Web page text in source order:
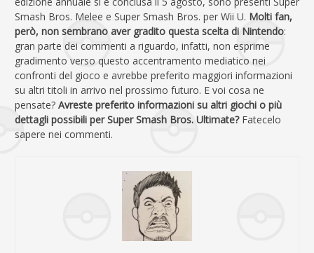
Smash Bros. Melee e Super Smash Bros. per Wii U. Molti fan,
però, non sembrano aver gradito questa scelta di Nintendo:
gran parte dei commenti a riguardo, infatti, non esprime
gradimento verso questo accentramento mediatico nei
confronti del gioco e avrebbe preferito maggiori informazioni
su altri titoli in arrivo nel prossimo futuro. E voi cosa ne
pensate? Avreste preferito informazioni su altri giochi o più
dettagli possibili per Super Smash Bros. Ultimate?Fatecelo
sapere nei commenti.